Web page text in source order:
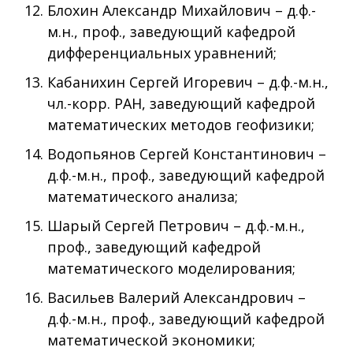
Блохин Александр Михайлович – д.ф.-
м.н., проф., заведующий кафедрой
дифференциальных уравнений;
Кабанихин Сергей Игоревич – д.ф.-м.н.,
чл.-корр. РАН, заведующий кафедрой
математических методов геофизики;
Водопьянов Сергей Константинович –
д.ф.-м.н., проф., заведующий кафедрой
математического анализа;
Шарый Сергей Петрович – д.ф.-м.н.,
проф., заведующий кафедрой
математического моделирования;
Васильев Валерий Александрович –
д.ф.-м.н., проф., заведующий кафедрой
математической экономики;